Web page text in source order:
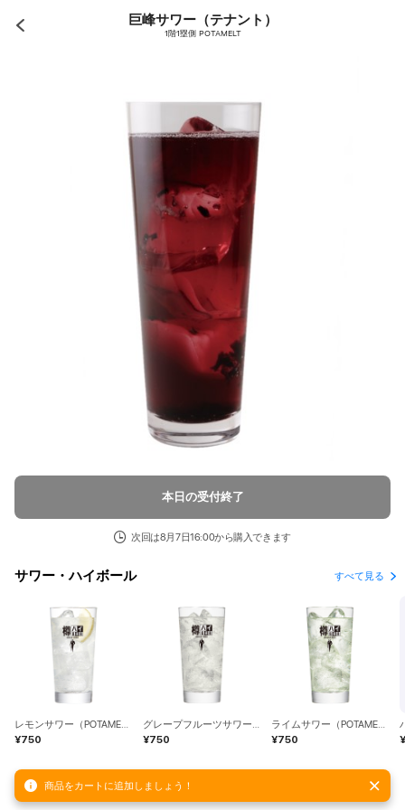
巨峰サワー（テナント）
1階1塁側 POTAMELT
本日の受付終了
次回は8月7日16:00から購入できます
サワー・ハイボール すべて見る
レモンサワー（POTAMELT）
¥750
グレープフルーツサワー（POTAMELT）
¥750
ライムサワー（POTAMELT）
¥750
商品をカートに追加しましょう！